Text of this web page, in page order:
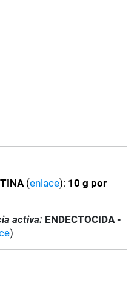
(enlace): 10 g por
activa: ENDECTOCIDA -
)